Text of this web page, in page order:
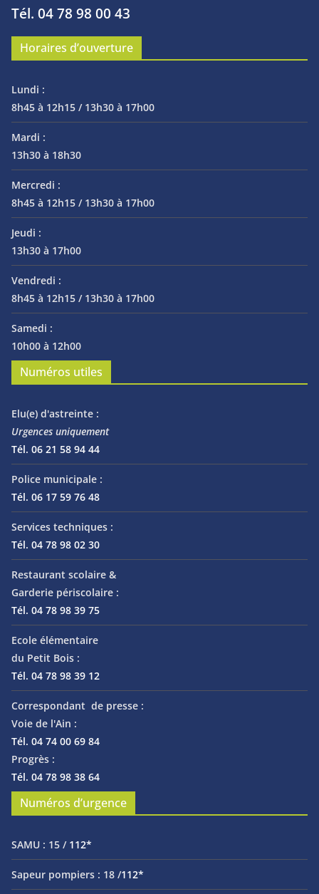
Tél. 04 78 98 00 43
Horaires d’ouverture
Lundi :
8h45 à 12h15 / 13h30 à 17h00
Mardi :
13h30 à 18h30
Mercredi :
8h45 à 12h15 / 13h30 à 17h00
Jeudi :
13h30 à 17h00
Vendredi :
8h45 à 12h15 / 13h30 à 17h00
Samedi :
10h00 à 12h00
Numéros utiles
Elu(e) d'astreinte :
Urgences uniquement
Tél. 06 21 58 94 44
Police municipale :
Tél. 06 17 59 76 48
Services techniques :
Tél. 04 78 98 02 30
Restaurant scolaire &
Garderie périscolaire :
Tél. 04 78 98 39 75
Ecole élémentaire
du Petit Bois :
Tél. 04 78 98 39 12
Correspondant de presse :
Voie de l'Ain :
Tél. 04 74 00 69 84
Progrès :
Tél. 04 78 98 38 64
Numéros d’urgence
SAMU : 15 / 112*
Sapeur pompiers : 18 /112*